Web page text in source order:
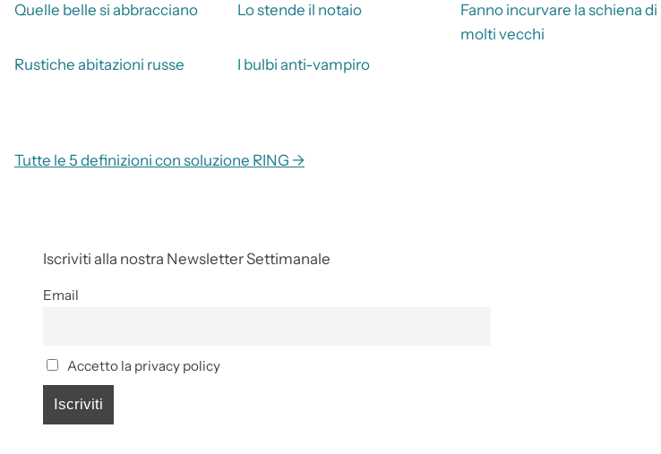
Quelle belle si abbracciano
Lo stende il notaio
Fanno incurvare la schiena di
molti vecchi
Rustiche abitazioni russe
I bulbi anti-vampiro
Tutte le 5 definizioni con soluzione RING →
Iscriviti alla nostra Newsletter Settimanale
Email
Accetto la privacy policy